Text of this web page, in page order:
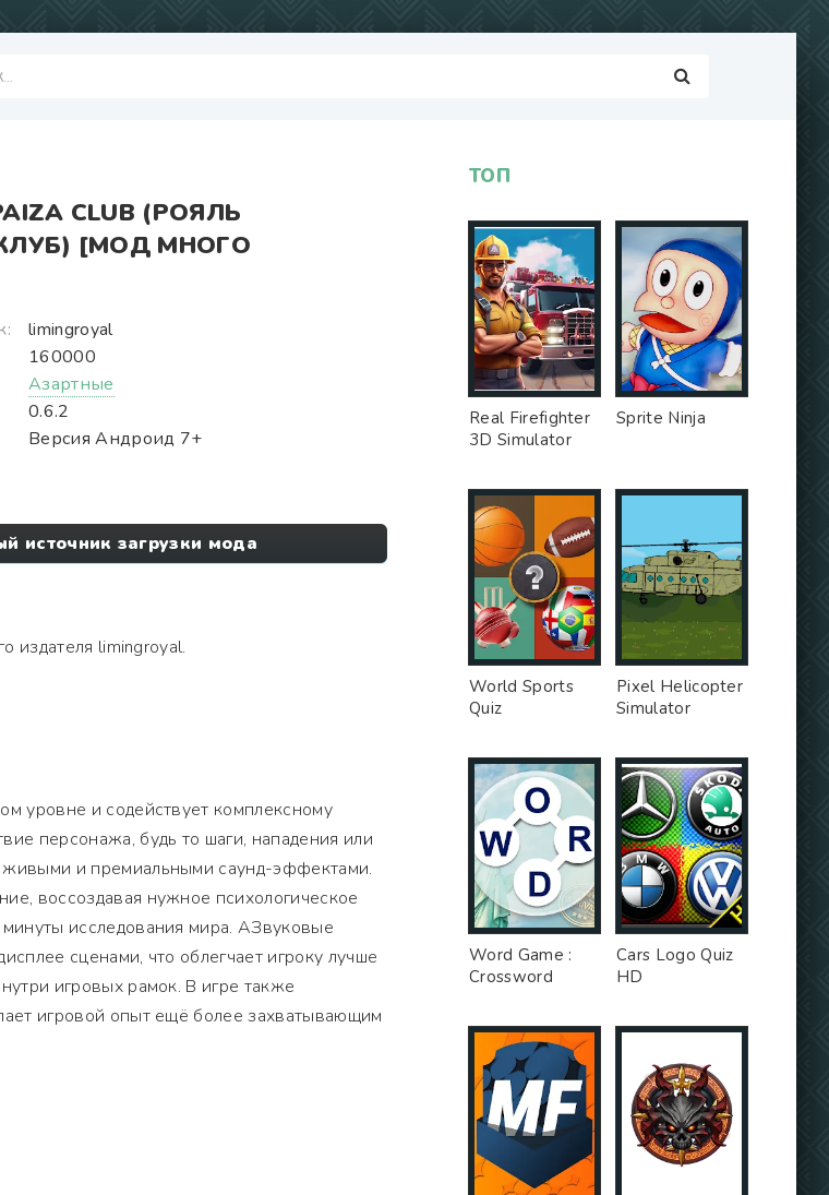
CLUB (РОЯЛЬ
[МОД МНОГО
limingroyal
160000
Азартные
0.6.2
Версия Андроид 7+
источник загрузки мода
издателя limingroyal.
уровне и содействует комплексному
персонажа, будь то шаги, нападения или
живыми и премиальными саунд-эффектами.
воссоздавая нужное психологическое
исследования мира. АЗвуковые
сценами, что облегчает игроку лучше
игровых рамок. В игре также
игровой опыт ещё более захватывающим
ТОП
Real Firefighter
3D Simulator
Sprite Ninja
World Sports
Quiz
Pixel Helicopter
Simulator
Word Game :
Crossword
Cars Logo Quiz
HD